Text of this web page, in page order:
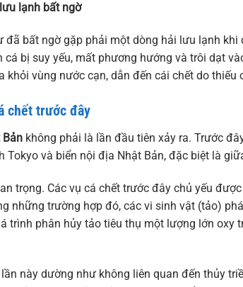
lạnh bất ngờ
đã bất ngờ gặp phải một dòng hải lưu lạnh
bị suy yếu, mất phương hướng và trôi dạt
khỏi vùng nước cạn, dẫn đến cái chết do thiếu
chết trước đây
Bản không phải là lần đầu tiên xảy ra. Trước
và biển nội địa Nhật Bản, đặc biệt là
trọng. Các vụ cá chết trước đây chủ yếu
những trường hợp đó, các vi sinh vật (tảo)
trình phân hủy tảo tiêu thụ một lượng lớn oxy
này dường như không liên quan đến thủy